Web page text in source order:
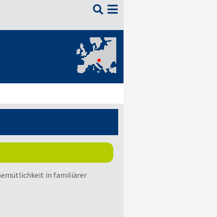

in familiärer